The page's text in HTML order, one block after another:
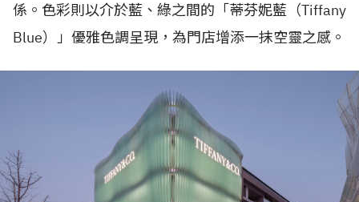
係。色彩則以介於藍、綠之間的「蒂芬妮藍（Tiffany
Blue）」優雅色調呈現，為門店增添一抹空靈之感。